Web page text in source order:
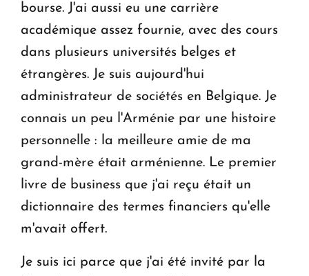
bourse. J'ai aussi eu une carrière
académique assez fournie, avec des cours
dans plusieurs universités belges et
étrangères. Je suis aujourd'hui
administrateur de sociétés en Belgique. Je
connais un peu l'Arménie par une histoire
personnelle : la meilleure amie de ma
grand-mère était arménienne. Le premier
livre de business que j'ai reçu était un
dictionnaire des termes financiers qu'elle
m'avait offert.
Je suis ici parce que j'ai été invité par la